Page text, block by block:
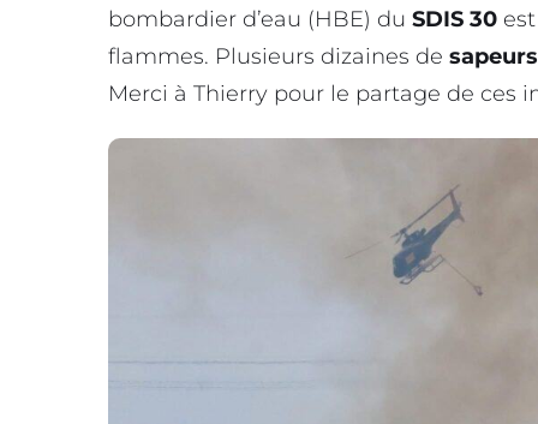
bombardier d’eau (HBE) du SDIS 30
flammes. Plusieurs dizaines de
Merci à Thierry pour le partage de ces